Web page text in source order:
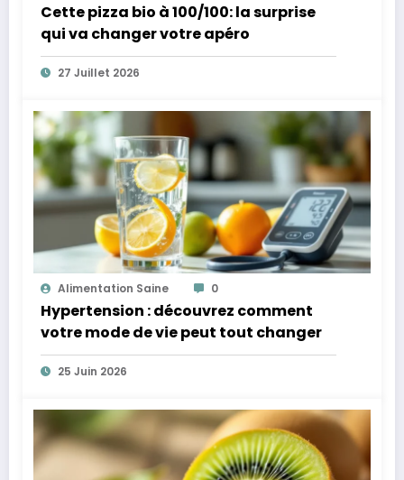
Cette pizza bio à 100/100: la surprise
qui va changer votre apéro
27 Juillet 2026
Alimentation Saine 0
Hypertension : découvrez comment
votre mode de vie peut tout changer
25 Juin 2026